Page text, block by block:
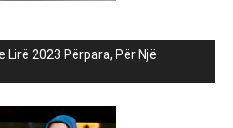
Lirë 2023 Përpara, Për Një